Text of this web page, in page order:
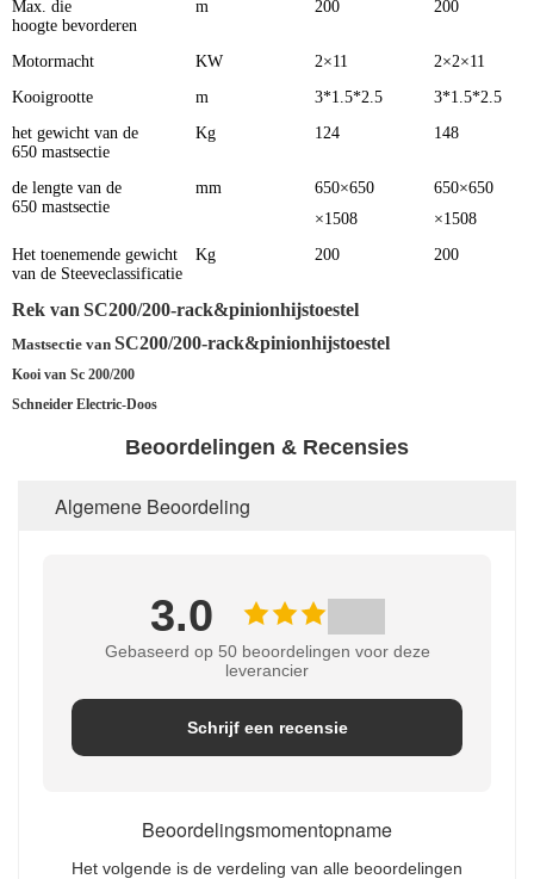
Max. die
hoogte bevorderen
m 200 200
Motormacht KW 2×11
2×2×11
Kooigrootte
m 3*1.5*2.5
3*1.5*2.5
het gewicht van de
650 mastsectie
Kg 124 148
de lengte van de
650 mastsectie
mm
650×650
×1508
650×650
×1508
Het toenemende gewicht
van de Steeveclassificatie
Kg 200 200
Rek van SC200/200-rack&pinionhijstoestel
Mastsectie van SC200/200-rack&pinionhijstoestel
Kooi van Sc 200/200
Schneider Electric-Doos
Beoordelingen & Recensies
Algemene Beoordeling
3.0
Gebaseerd op 50 beoordelingen voor deze
leverancier
Schrijf een recensie
Beoordelingsmomentopname
Het volgende is de verdeling van alle beoordelingen